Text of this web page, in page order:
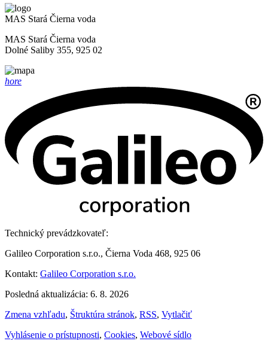
MAS Stará Čierna voda
MAS Stará Čierna voda
Dolné Saliby 355, 925 02
hore
Technický prevádzkovateľ:
Galileo Corporation s.r.o., Čierna Voda 468, 925 06
Kontakt: Galileo Corporation s.r.o.
Posledná aktualizácia: 6. 8. 2026
Zmena vzhľadu, Štruktúra stránok, RSS, Vytlačiť
Vyhlásenie o prístupnosti, Cookies, Webové sídlo